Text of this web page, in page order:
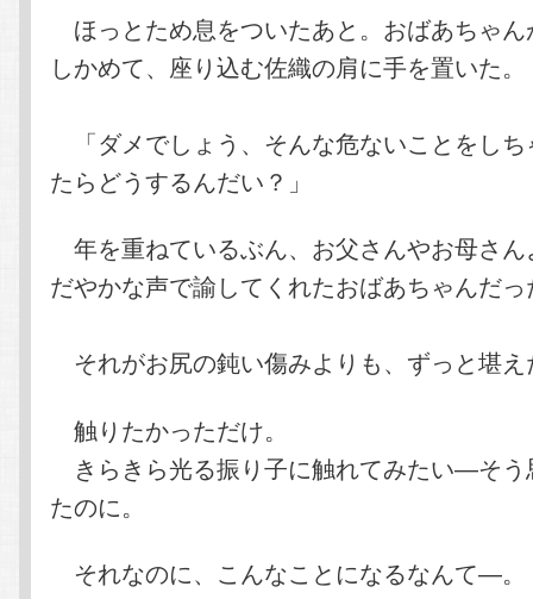
ほっとため息をついたあと。おばあちゃ
しかめて、座り込む佐織の肩に手を置いた。
「ダメでしょう、そんな危ないことをし
たらどうするんだい？」
年を重ねているぶん、お父さんやお母さ
だやかな声で諭してくれたおばあちゃんだ
それがお尻の鈍い傷みよりも、ずっと堪え
触りたかっただけ。
きらきら光る振り子に触れてみたい―そう
たのに。
それなのに、こんなことになるなんて―